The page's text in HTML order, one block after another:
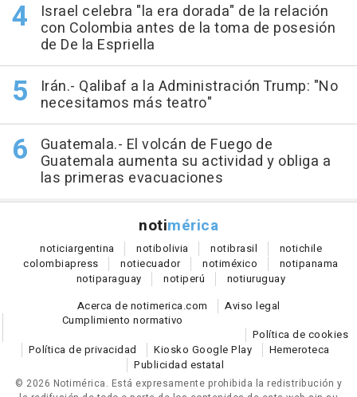
Israel celebra "la era dorada" de la relación
con Colombia antes de la toma de posesión
de De la Espriella
Irán.- Qalibaf a la Administración Trump: "No
necesitamos más teatro"
Guatemala.- El volcán de Fuego de
Guatemala aumenta su actividad y obliga a
las primeras evacuaciones
notimérica
noticiargentina notibolivia notibrasil notichile
colombiapress notiecuador notiméxico notipanama
notiparaguay notiperú notiuruguay
Acerca de notimerica.com
Aviso legal
Cumplimiento normativo
Política de cookies
Política de privacidad
Kiosko Google Play
Hemeroteca
Publicidad estatal
© 2026 Notimérica. Está expresamente prohibida la redistribución y